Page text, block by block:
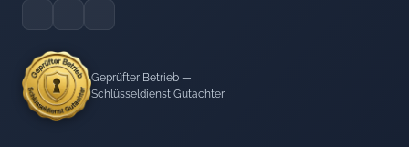
Geprüfter Betrieb —
Schlüsseldienst Gutachter